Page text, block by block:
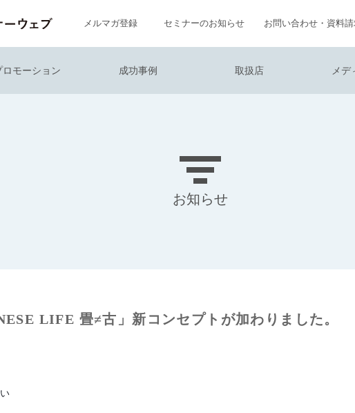
メルマガ登録 セミナーのお知らせ お問い合わせ・資料
ロモーション 成功事例 取扱店 メデ
お知らせ
LIFE 畳≠古」新コンセプトが加わりました。